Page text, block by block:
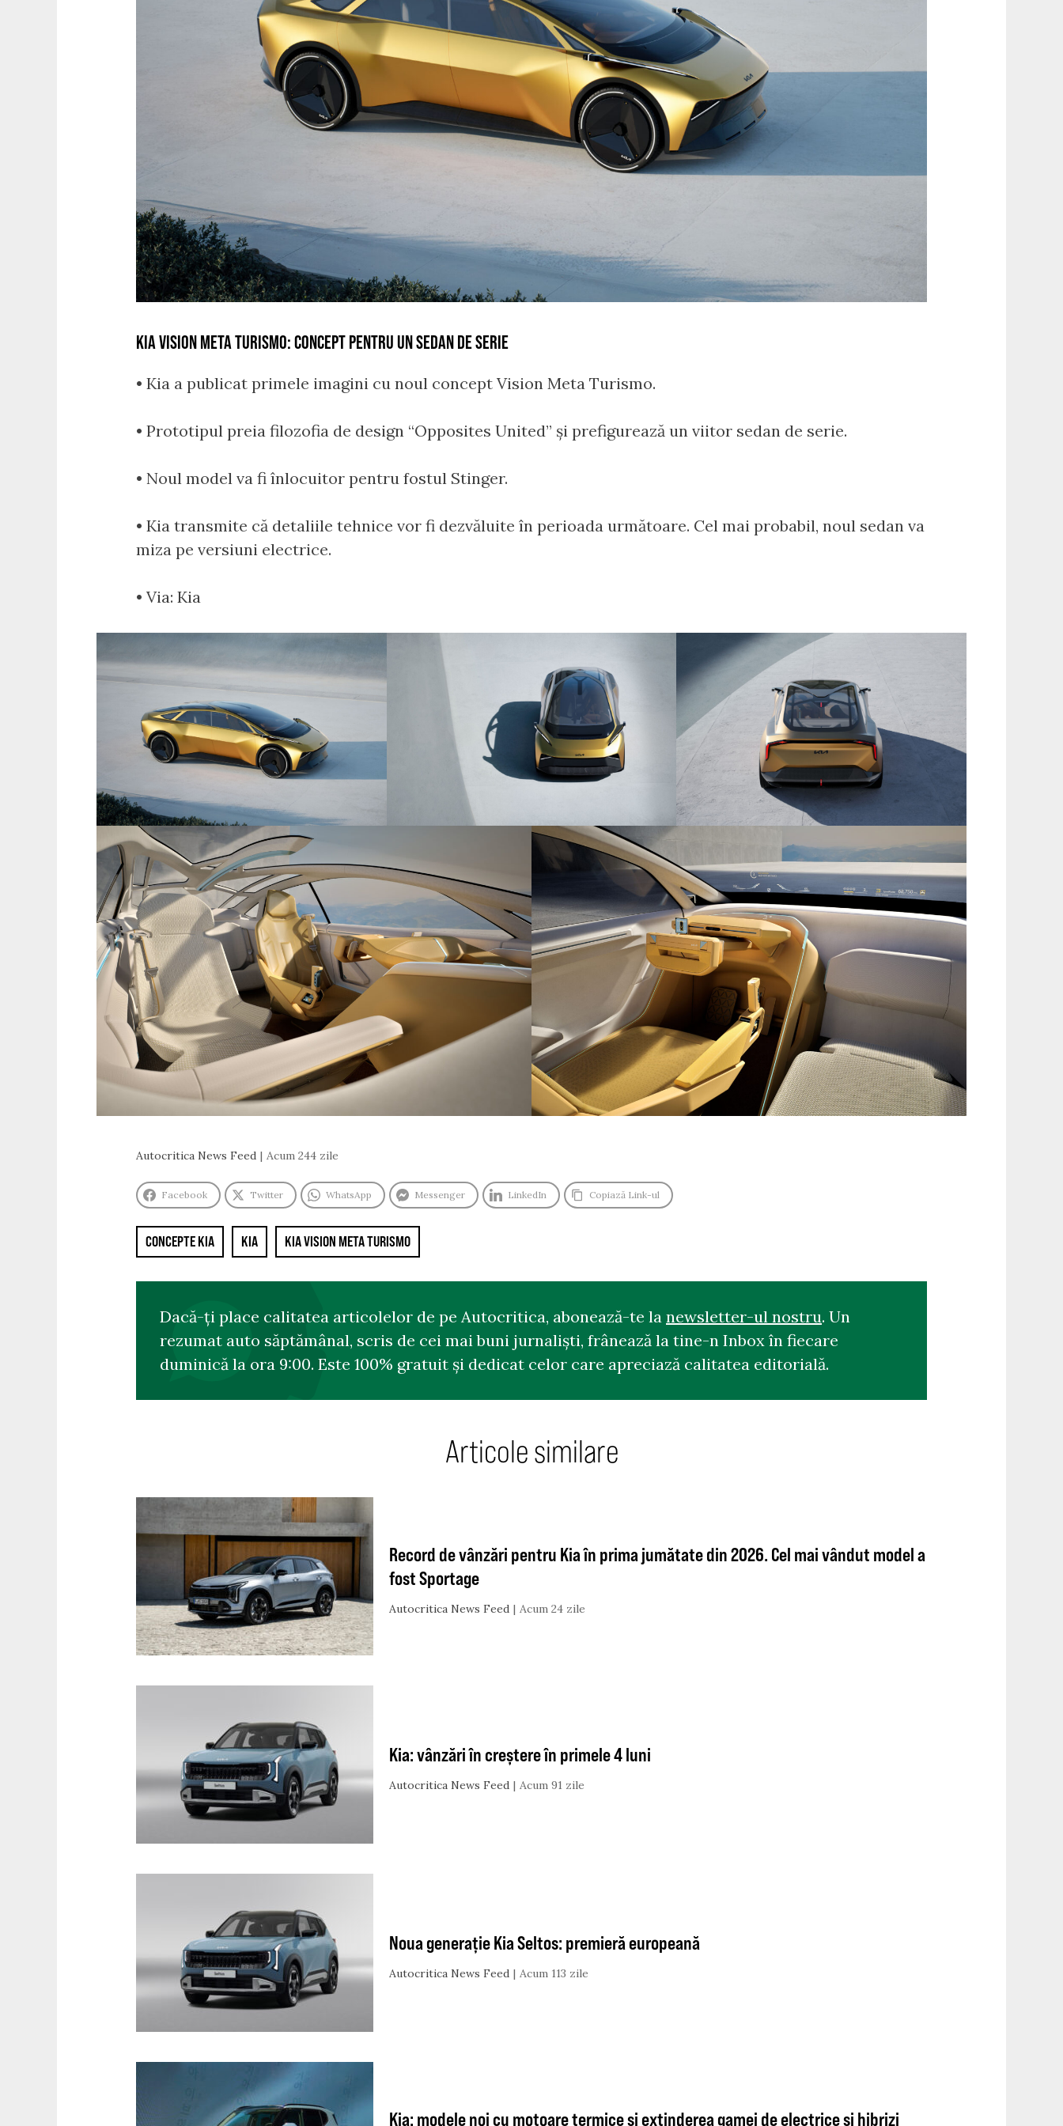
KIA VISION META TURISMO: CONCEPT PENTRU UN SEDAN DE SERIE
• Kia a publicat primele imagini cu noul concept Vision Meta Turismo.
• Prototipul preia filozofia de design “Opposites United” și prefigurează un viitor sedan de serie.
• Noul model va fi înlocuitor pentru fostul Stinger.
• Kia transmite că detaliile tehnice vor fi dezvăluite în perioada următoare. Cel mai probabil, noul sedan va
miza pe versiuni electrice.
• Via: Kia
Autocritica News Feed Acum 244 zile
Facebook Twitter WhatsApp Messenger LinkedIn Copiază Link-ul
CONCEPTE KIA KIA KIA VISION META TURISMO
Dacă-ți place calitatea articolelor de pe Autocritica, abonează-te la newsletter-ul nostru. Un
rezumat auto săptămânal, scris de cei mai buni jurnaliști, frânează la tine-n Inbox în fiecare
duminică la ora 9:00. Este 100% gratuit și dedicat celor care apreciază calitatea editorială.
Articole similare
Record de vânzări pentru Kia în prima jumătate din 2026. Cel mai vândut model a
fost Sportage
Autocritica News Feed Acum 24 zile
Kia: vânzări în creștere în primele 4 luni
Autocritica News Feed Acum 91 zile
Noua generație Kia Seltos: premieră europeană
Autocritica News Feed Acum 113 zile
Kia: modele noi cu motoare termice și extinderea gamei de electrice și hibrizi